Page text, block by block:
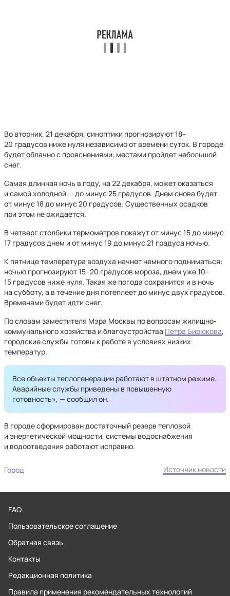
Во вторник, 21 декабря, синоптики прогнозируют 18–
20 градусов ниже нуля независимо от времени суток. В городе
будет облачно с прояснениями, местами пройдет небольшой
снег.
Самая длинная ночь в году, на 22 декабря, может оказаться
и самой холодной — до минус 25 градусов. Днем снова будет
от минус 18 до минус 20 градусов. Существенных осадков
при этом не ожидается.
В четверг столбики термометров покажут от минус 15 до минус
17 градусов днем и от минус 19 до минус 21 градуса ночью.
К пятнице температура воздуха начнет немного подниматься:
ночью прогнозируют 15–20 градусов мороза, днем уже 10–
15 градусов ниже нуля. Такая же погода сохранится и в ночь
на субботу, а в течение дня потеплеет до минус двух градусов.
Временами будет идти снег.
По словам заместителя Мэра Москвы по вопросам жилищно-
коммунального хозяйства и благоустройства Петра Бирюкова,
городские службы готовы к работе в условиях низких
температур.
Все объекты теплогенерации работают в штатном режиме.
Аварийные службы приведены в повышенную
готовность», — сообщил он.
В городе сформирован достаточный резерв тепловой
и энергетической мощности, системы водоснабжения
и водоотведения работают исправно.
Город Источник новости
FAQ
Пользовательское соглашение
Обратная связь
Контакты
Редакционная политика
Правила применения рекомендательных технологий